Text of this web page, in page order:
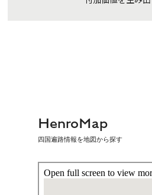
HenroMap
四国遍路情報を地図から探す